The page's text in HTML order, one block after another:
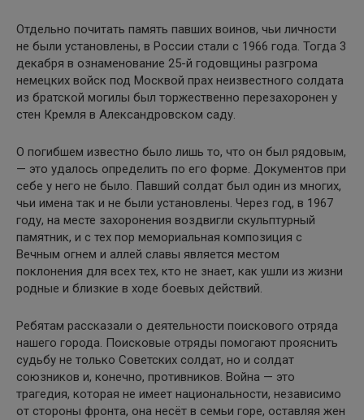
Отдельно почитать память павших воинов, чьи личности
не были установлены, в России стали с 1966 года. Тогда 3
декабря в ознаменование 25-й годовщины разгрома
немецких войск под Москвой прах неизвестного солдата
из братской могилы был торжественно перезахоронен у
стен Кремля в Александровском саду.
О погибшем известно было лишь то, что он был рядовым,
— это удалось определить по его форме. Документов при
себе у него не было. Павший солдат был один из многих,
чьи имена так и не были установлены. Через год, в 1967
году, на месте захоронения воздвигли скульптурный
памятник, и с тех пор мемориальная композиция с
Вечным огнем и аллей славы является местом
поклонения для всех тех, кто не знает, как ушли из жизни
родные и близкие в ходе боевых действий.
Ребятам рассказали о деятельности поискового отряда
нашего города. Поисковые отряды помогают прояснить
судьбу не только Советских солдат, но и солдат
союзников и, конечно, противников. Война — это
трагедия, которая не имеет национальности, независимо
от стороны фронта, она несёт в семьи горе, оставляя жен